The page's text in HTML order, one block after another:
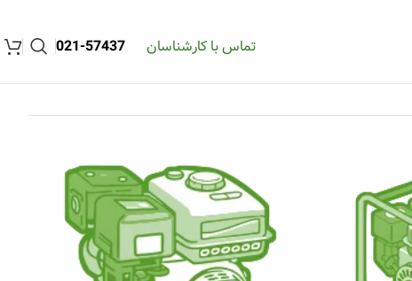
تماس با کارشناسان 57437-021